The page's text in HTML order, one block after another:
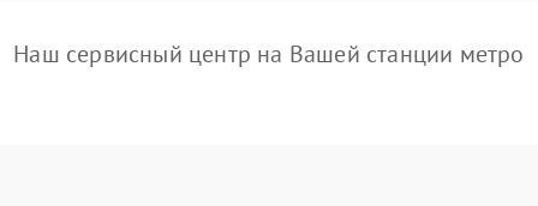
Наш сервисный центр на Вашей станции метро